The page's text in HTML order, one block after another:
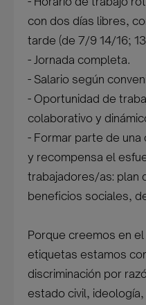
con dos días libres,
tarde (de 7/9 14/16;
- Jornada completa.
- Salario según
- Oportunidad de
colaborativo y
- Formar parte de una
y recompensa el
trabajadores/as: plan
beneficios sociales,
Porque creemos en
etiquetas estamos
discriminación por
estado civil,